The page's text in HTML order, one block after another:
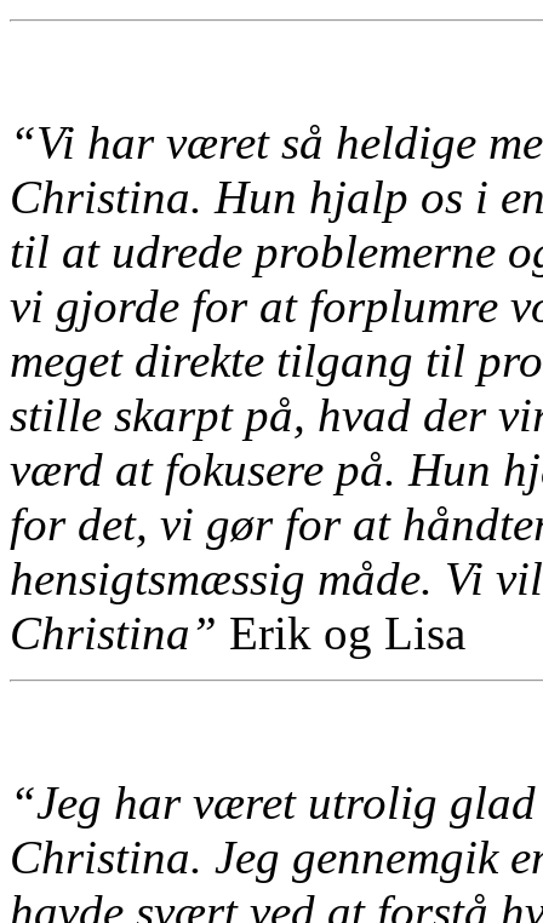
“Vi har været så heldige
Christina. Hun hjalp os i
til at udrede problemerne
vi gjorde for at forplumre
meget direkte tilgang til
stille skarpt på, hvad der
værd at fokusere på. Hun
for det, vi gør for at
hensigtsmæssig måde. Vi
Christina” Erik og Lisa
“Jeg har været utrolig
Christina. Jeg gennemgik
havde svært ved at forstå